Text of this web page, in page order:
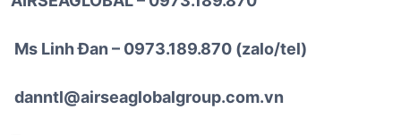
Ms Linh Đan – 0973.189.870 (zalo/tel)
danntl@airseaglobalgroup.com.vn